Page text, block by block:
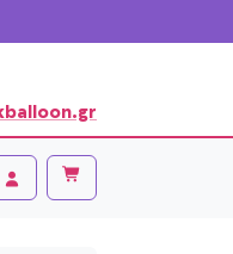
Account
Cart